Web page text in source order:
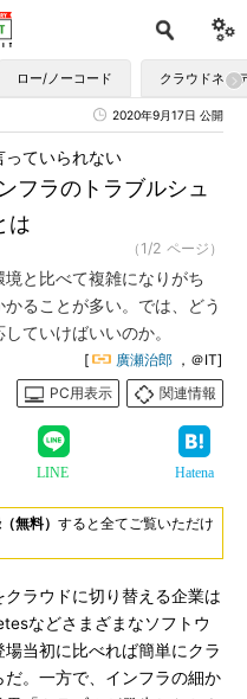
ロー/ノーコード クラウドネイ
2020年9月17日 公開
フラのトラブルシュ
は
っていられない
（1/2 ページ）
と比べて複雑になりがち
ることが多い。では、どう
ていけばいいのか。
[ 廣瀬治郎 ，＠IT]
PC用表示
関連情報
LINE Hatena
無料） すると全てご覧いただけ
ラウドに切り替える企業は
などさまざまなソフトウ
当初に比べれば簡単にクラ
。一方で、インフラの細か